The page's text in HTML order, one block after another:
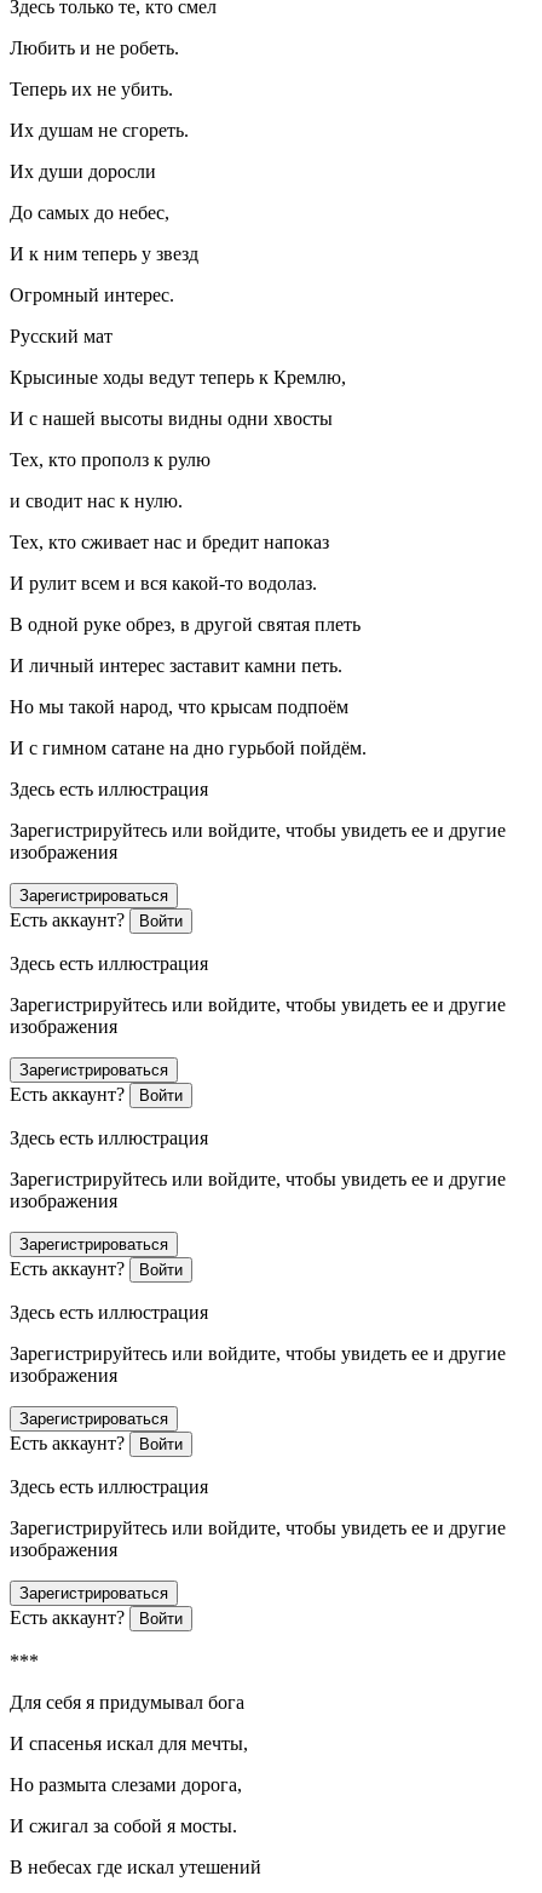
Здесь только те, кто смел
Любить и не робеть.
Теперь их не убить.
Их душам не сгореть.
Их души доросли
До самых до небес,
И к ним теперь у звезд
Огромный интерес.
Русский мат
Крысиные ходы ведут теперь к Кремлю,
И с нашей высоты видны одни хвосты
Тех, кто прополз к рулю
и сводит нас к нулю.
Тех, кто сживает нас и бредит напоказ
И рулит всем и вся какой-то водолаз.
В одной руке обрез, в другой святая плеть
И личный интерес заставит камни петь.
Но мы такой народ, что крысам подпоём
И с гимном сатане на дно гурьбой пойдём.
Здесь есть иллюстрация
Зарегистрируйтесь или войдите, чтобы увидеть ее и другие
изображения
Зарегистрироваться
Есть аккаунт? Войти
Здесь есть иллюстрация
Зарегистрируйтесь или войдите, чтобы увидеть ее и другие
изображения
Зарегистрироваться
Есть аккаунт? Войти
Здесь есть иллюстрация
Зарегистрируйтесь или войдите, чтобы увидеть ее и другие
изображения
Зарегистрироваться
Есть аккаунт? Войти
Здесь есть иллюстрация
Зарегистрируйтесь или войдите, чтобы увидеть ее и другие
изображения
Зарегистрироваться
Есть аккаунт? Войти
Здесь есть иллюстрация
Зарегистрируйтесь или войдите, чтобы увидеть ее и другие
изображения
Зарегистрироваться
Есть аккаунт? Войти
***
Для себя я придумывал бога
И спасенья искал для мечты,
Но размыта слезами дорога,
И сжигал за собой я мосты.
В небесах где искал утешений